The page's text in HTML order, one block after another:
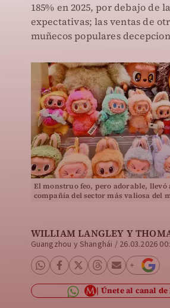
185% en 2025, por debajo de
expectativas; las ventas de
muñecos populares
El monstruo feo, pero adorable, llevó
compañía del sector más valiosa del
WILLIAM LANGLEY Y
Guangzhou y Shanghái / 26.03.2026
Únete al canal